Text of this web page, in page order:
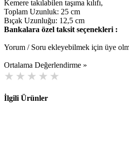
Kemere takılabilen taşıma kılıfı,
Toplam Uzunluk: 25 cm
Bıçak Uzunluğu: 12,5 cm
Bankalara özel taksit seçenekleri :
Yorum / Soru ekleyebilmek için üye
Ortalama Değerlendirme »
İlgili Ürünler